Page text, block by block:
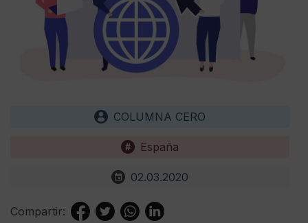
COLUMNA CERO
España
02.03.2020
Compartir: